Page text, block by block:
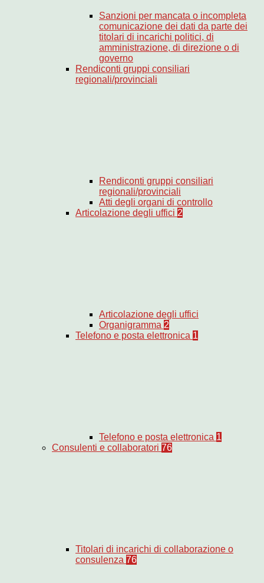
Sanzioni per mancata o incompleta
comunicazione dei dati da parte dei
titolari di incarichi politici, di
amministrazione, di direzione o di
governo
Rendiconti gruppi consiliari
regionali/provinciali
Rendiconti gruppi consiliari
regionali/provinciali
Atti degli organi di controllo
Articolazione degli uffici 2
Articolazione degli uffici
Organigramma 2
Telefono e posta elettronica 1
Telefono e posta elettronica 1
Consulenti e collaboratori 76
Titolari di incarichi di collaborazione o
consulenza 76